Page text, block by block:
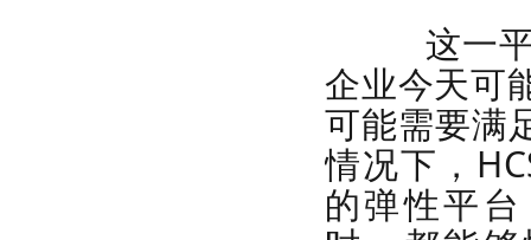
这一平
企业今天可
可能需要满
情况下，
的弹性平